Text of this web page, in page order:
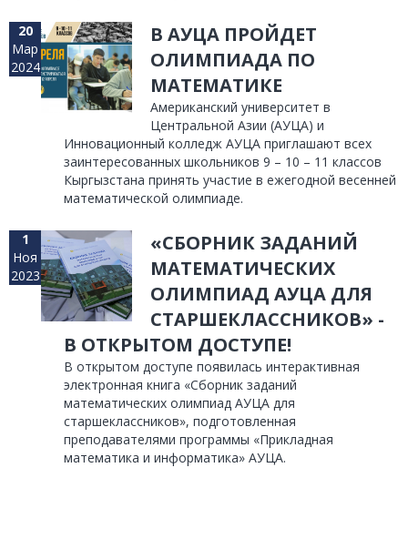
20
Мар
2024
В АУЦА ПРОЙДЕТ
ОЛИМПИАДА ПО
МАТЕМАТИКЕ
Американский университет в
Центральной Азии (АУЦА) и
Инновационный колледж АУЦА приглашают всех
заинтересованных школьников 9 – 10 – 11 классов
Кыргызстана принять участие в ежегодной весенней
математической олимпиаде.
1
Ноя
2023
«СБОРНИК ЗАДАНИЙ
МАТЕМАТИЧЕСКИХ
ОЛИМПИАД АУЦА ДЛЯ
СТАРШЕКЛАССНИКОВ» -
В ОТКРЫТОМ ДОСТУПЕ!
В открытом доступе появилась интерактивная
электронная книга «Сборник заданий
математических олимпиад АУЦА для
старшеклассников», подготовленная
преподавателями программы «Прикладная
математика и информатика» АУЦА.